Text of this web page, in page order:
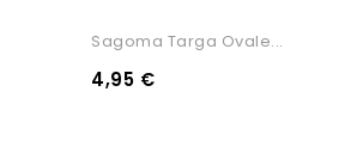
Sagoma Targa Ovale...
4,95 €